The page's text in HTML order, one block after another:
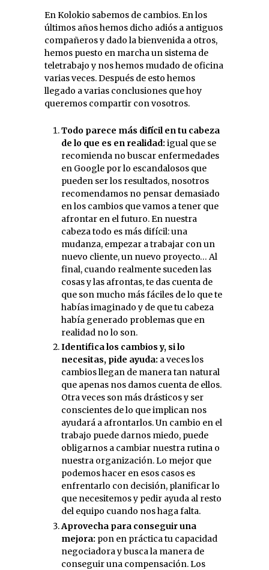
En Kolokio sabemos de cambios. En los
últimos años hemos dicho adiós a antiguos
compañeros y dado la bienvenida a otros,
hemos puesto en marcha un sistema de
teletrabajo y nos hemos mudado de oficina
varias veces. Después de esto hemos
llegado a varias conclusiones que hoy
queremos compartir con vosotros.
Todo parece más difícil en tu cabeza
de lo que es en realidad: igual que se
recomienda no buscar enfermedades
en Google por lo escandalosos que
pueden ser los resultados, nosotros
recomendamos no pensar demasiado
en los cambios que vamos a tener que
afrontar en el futuro. En nuestra
cabeza todo es más difícil: una
mudanza, empezar a trabajar con un
nuevo cliente, un nuevo proyecto… Al
final, cuando realmente suceden las
cosas y las afrontas, te das cuenta de
que son mucho más fáciles de lo que te
habías imaginado y de que tu cabeza
había generado problemas que en
realidad no lo son.
Identifica los cambios y, si lo
necesitas, pide ayuda: a veces los
cambios llegan de manera tan natural
que apenas nos damos cuenta de ellos.
Otra veces son más drásticos y ser
conscientes de lo que implican nos
ayudará a afrontarlos. Un cambio en el
trabajo puede darnos miedo, puede
obligarnos a cambiar nuestra rutina o
nuestra organización. Lo mejor que
podemos hacer en esos casos es
enfrentarlo con decisión, planificar lo
que necesitemos y pedir ayuda al resto
del equipo cuando nos haga falta.
Aprovecha para conseguir una
mejora: pon en práctica tu capacidad
negociadora y busca la manera de
conseguir una compensación. Los